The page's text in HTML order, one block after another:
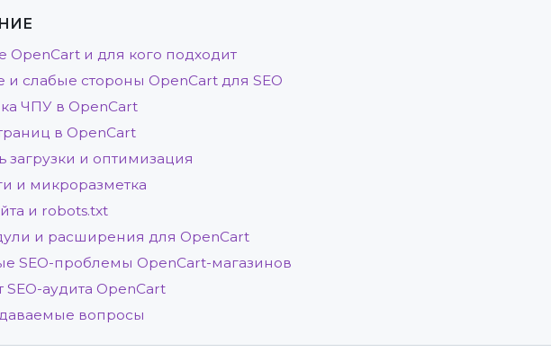
OpenCart и для кого подходит
и слабые стороны OpenCart для SEO
ЧПУ в OpenCart
в OpenCart
загрузки и оптимизация
и микроразметка
и robots.txt
и расширения для OpenCart
SEO-проблемы OpenCart-магазинов
SEO-аудита OpenCart
вопросы